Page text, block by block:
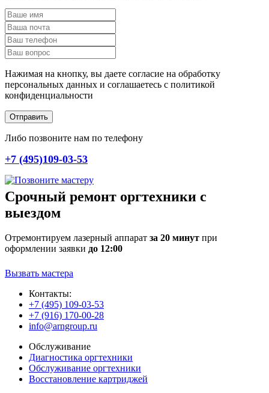
Нажимая на кнопку, вы даете согласие на обработку
персональных данных и соглашаетесь c политикой
конфиденциальности
Отправить
Либо позвоните нам по телефону
+7 (495)109-03-53
Срочный ремонт оргтехники с
выездом
Отремонтируем лазерный аппарат за 20 минут при
оформлении заявки до 12:00
Вызвать мастера
Контакты:
+7 (495) 109-03-53
+7 (916) 170-00-28
info@arngroup.ru
Обслуживание
Диагностика оргтехники
Обслуживание оргтехники
Восстановление картриджей